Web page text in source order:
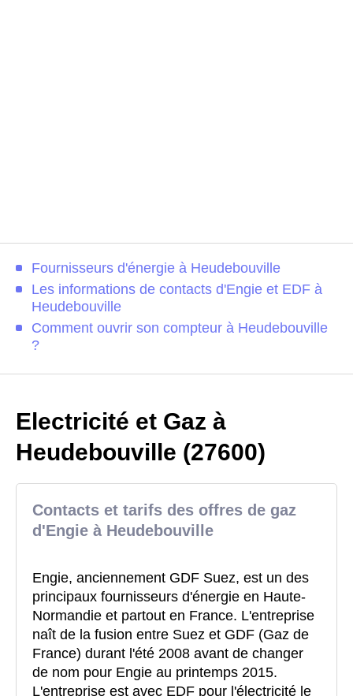
Fournisseurs d'énergie à Heudebouville
Les informations de contacts d'Engie et EDF à
Heudebouville
Comment ouvrir son compteur à Heudebouville
?
Electricité et Gaz à
Heudebouville (27600)
Contacts et tarifs des offres de gaz
d'Engie à Heudebouville
Engie, anciennement GDF Suez, est un des
principaux fournisseurs d'énergie en Haute-
Normandie et partout en France. L'entreprise
naît de la fusion entre Suez et GDF (Gaz de
France) durant l'été 2008 avant de changer
de nom pour Engie au printemps 2015.
L'entreprise est avec EDF pour l'électricité le